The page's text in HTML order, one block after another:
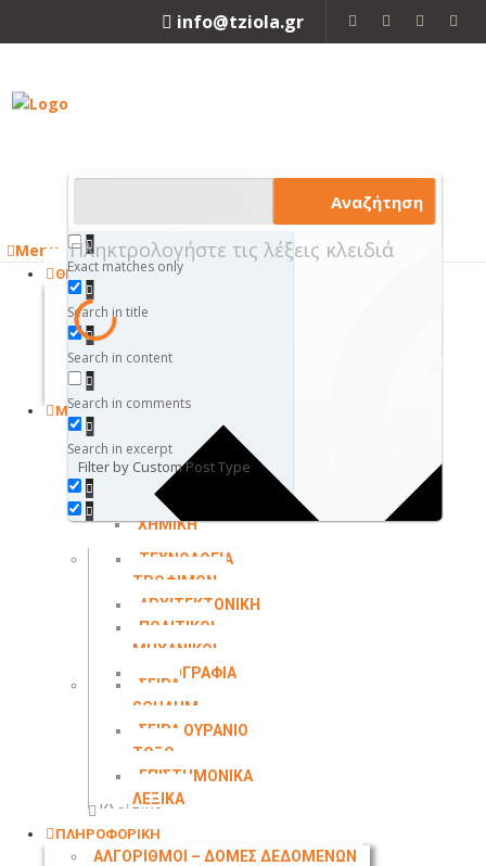
info@tziola.gr
Αναζήτηση
Exact matches only
Search in title
Search in content
Search in comments
Search in excerpt
Filter by Custom Post Type
Menu
ΘΕΤΙΚΕΣ ΕΠΙΣΤΗΜΕΣ
ΦΥΣΙΚΗ
ΒΙΟΛΟΓΙΑ
ΜΗΧΑΝΙΚΗ
ΜΗΧΑΝΟΛΟΓΙΑ
ΗΛΕΚΤΡΟΛΟΓΙΑ
ΜΗΧΑΝΙΚΗ
ΠΕΡΙΒΑΛΛΟΝΤΟΣ
ΧΗΜΙΚΗ
ΤΕΧΝΟΛΟΓΙΑ
ΤΡΟΦΙΜΩΝ
ΑΡΧΙΤΕΚΤΟΝΙΚΗ
ΠΟΛΙΤΙΚΟΙ
ΜΗΧΑΝΙΚΟΙ
ΤΟΠΟΓΡΑΦΙΑ
ΣΕΙΡΑ
SCHAUM
ΣΕΙΡΑ ΟΥΡΑΝΙΟ
ΤΟΞΟ
ΕΠΙΣΤΗΜΟΝΙΚΑ
ΛΕΞΙΚΑ
Κλείσιμο
ΠΛΗΡΟΦΟΡΙΚΗ
ΑΛΓΟΡΙΘΜΟΙ – ΔΟΜΕΣ ΔΕΔΟΜΕΝΩΝ